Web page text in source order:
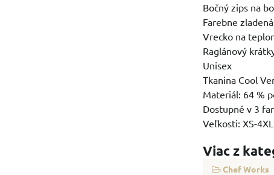
Bočný zips na
Farebne
Vrecko na
Raglánový
Unisex
Tkanina Cool
Materiál: 64 %
Dostupné v 3
Veľkosti: XS-4XL
Viac z
Chef Works